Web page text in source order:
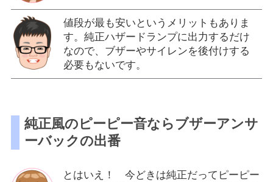
値段が最も安いというメリットもありま
す。純正ハザードランプに出力するだけ
なので、ブザーやサイレンを後付けする
必要もないです。
純正風のピーピー音ならブザーアンサ
ーバックの出番
とはいえ！ 今どきは純正だってピーピー